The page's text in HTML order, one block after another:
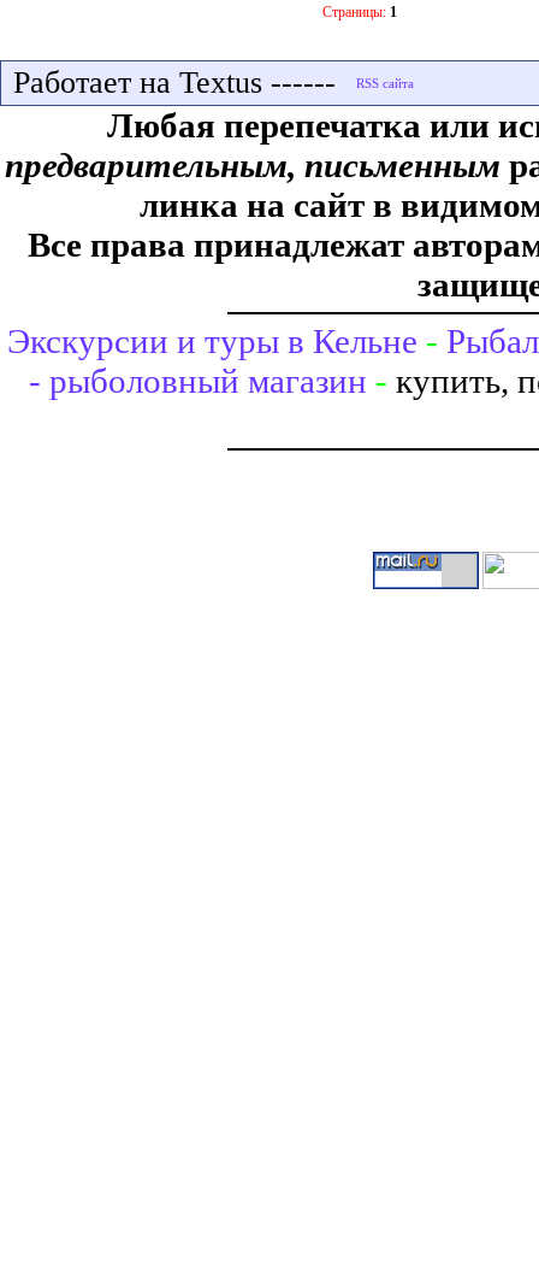
Страницы: 1
Работает на Textus ------
Любая перепечатка или
предварительным, письменным
линка на сайт в
Все права принадлежат
Экскурсии и туры в Кельне -
- рыболовный магазин - купить,